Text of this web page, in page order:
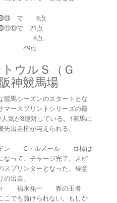
で 8点
で 21点
流し 8点
点
ウルＳ（Ｇ
神競馬場
競馬シーズンのスタートとな
マースプリントシリーズの最
気が8連対している。1着馬に
出走権が与えられる。
ドン Ⅽ・ルメール 目標は
なって、チャージ完了。スピ
スプリンターとなった。得意
出走。
ィ 福永祐一 春の王者
こでも負けられない。もしか